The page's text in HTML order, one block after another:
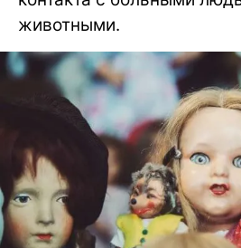
животными.